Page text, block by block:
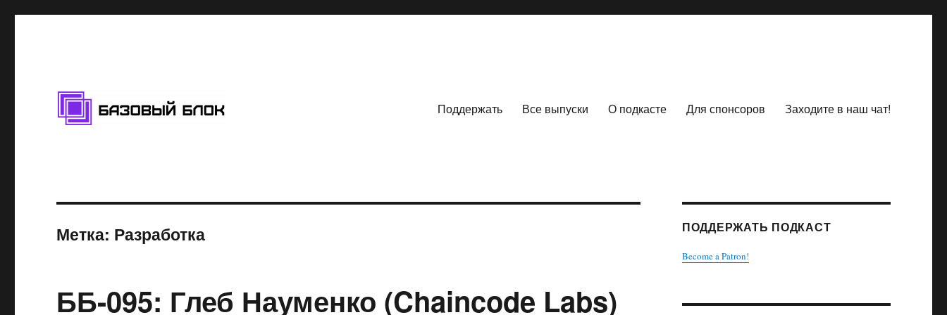
Поддержать Все выпуски О подкасте Для спонсоров Заходите в наш чат!
Метка: Разработка
ББ-095: Глеб Науменко (Chaincode Labs)
ПОДДЕРЖАТЬ ПОДКАСТ
Become a Patron!